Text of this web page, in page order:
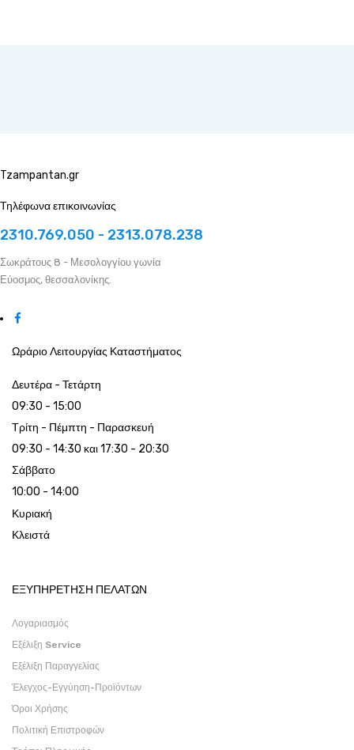
Tzampantan.gr
Τηλέφωνα επικοινωνίας
2310.769.050 - 2313.078.238
Σωκράτους 8 - Μεσολογγίου γωνία
Εύοσμος, θεσσαλονίκης.
Ωράριο Λειτουργίας Καταστήματος
Δευτέρα - Τετάρτη
09:30 - 15:00
Τρίτη - Πέμπτη - Παρασκευή
09:30 - 14:30 και 17:30 - 20:30
Σάββατο
10:00 - 14:00
Κυριακή
Κλειστά
ΕΞΥΠΗΡΕΤΗΣΗ ΠΕΛΑΤΩΝ
Λογαριασμός
Εξέλιξη Service
Εξέλιξη Παραγγελίας
Έλεγχος-Εγγύηση-Προϊόντων
Όροι Χρήσης
Πολιτική Επιστροφών